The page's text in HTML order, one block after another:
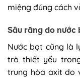
miệng đúng cách
Sâu răng do nước
Nước bọt cũng là
trò thiết yếu
trung hòa axit do